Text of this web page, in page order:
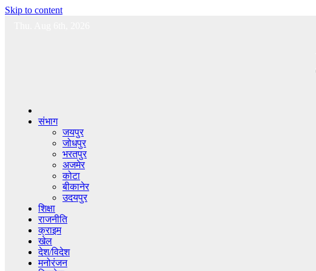
Skip to content
संभाग
जयपुर
जोधपुर
भरतपुर
अजमेर
कोटा
बीकानेर
उदयपुर
शिक्षा
राजनीति
क्राइम
खेल
देश/विदेश
मनोरंजन